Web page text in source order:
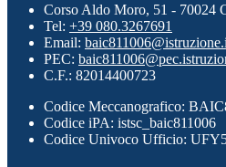
Corso Aldo Moro, 51 - 70024
Tel: +39 080.3267691
Email:
PEC:
C.F.: 82014400723
Codice Meccanografico:
Codice iPA: istsc_baic811006
Codice Univoco Ufficio: